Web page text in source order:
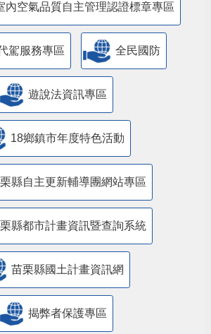
內空氣品質自主管理認證標章專區
駕服務專區 全民國防
遊說法資訊專區
18鄉鎮市年度特色活動
縣自主更新輔導團網站專區
縣都市計畫資訊暨查詢系統
苗栗縣國土計畫資訊網
揭弊者保護專區